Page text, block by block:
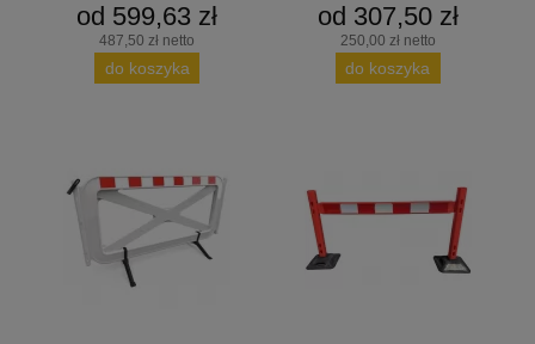
od 599,63 zł
487,50 zł netto
do koszyka
od 307,50 zł
250,00 zł netto
do koszyka